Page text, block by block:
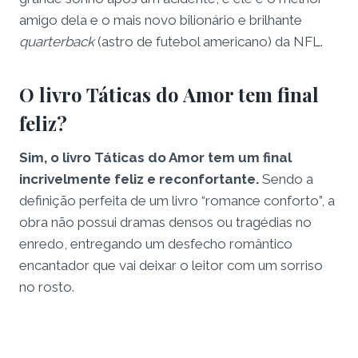
amigo dela e o mais novo bilionário e brilhante
quarterback(astro de futebol americano) da NFL.
O livro Táticas do Amor tem final
feliz?
Sim, o livro Táticas do Amor tem um final
incrivelmente feliz e reconfortante. Sendo a
definição perfeita de um livro “romance conforto”, a
obra não possui dramas densos ou tragédias no
enredo, entregando um desfecho romântico
encantador que vai deixar o leitor com um sorriso
no rosto.